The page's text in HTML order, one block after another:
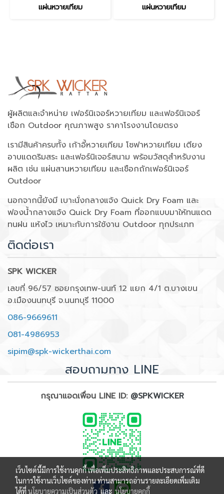
แผ่นหวายเทียม แผ่นหวายเทียม
ผู้ผลิตและจำหน่าย เฟอร์นิเจอร์หวายเทียม และเฟอร์นิเจอร์
เชือก Outdoor คุณภาพสูง ราคาโรงงานโดยตรง
เรามีสินค้าครบทั้ง เก้าอี้หวายเทียม โซฟาหวายเทียม เตียง
อาบแดดริมสระ และเฟอร์นิเจอร์สนาม พร้อมวัสดุสำหรับงาน
ผลิต เช่น แผ่นสานหวายเทียม และเชือกถักเฟอร์นิเจอร์
Outdoor
นอกจากนี้ยังมี เบาะนั่งกลางแจ้ง Quick Dry Foam และ
ฟองน้ำกลางแจ้ง Quick Dry Foam ที่ออกแบบมาให้ทนแดด
ทนฝน แห้งไว เหมาะกับการใช้งาน Outdoor ทุกประเภท
ติดต่อเรา
SPK WICKER
เลขที่ 96/57 ซอยกรุงเทพ-นนท์ 12 แยก 4/1 ต.บางเขน
อ.เมืองนนทบุรี จ.นนทบุรี 11000
086-9669611
081-4986953
sipim@spk-wickerthai.com
สอบถามทาง LINE
กรุณาแอดเพื่อน LINE ID: @SPKWICKER
เว็บไซต์นี้มีการใช้งานคุกกี้ เพื่อเพิ่มประสิทธิภาพและประสบการณ์ที่ดี
ในการใช้งานเว็บไซต์ของท่าน ท่านสามารถอ่านรายละเอียดเพิ่มเติม
ได้ที่นโยบายความเป็นส่วนตัว และ นโยบายคุกกี้